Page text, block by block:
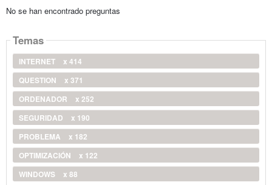
No se han encontrado preguntas
Temas
INTERNET
x 414
QUESTION
x 371
ORDENADOR
x 252
SEGURIDAD
x 190
PROBLEMA
x 182
OPTIMIZACIÓN
x 122
WINDOWS
x 88